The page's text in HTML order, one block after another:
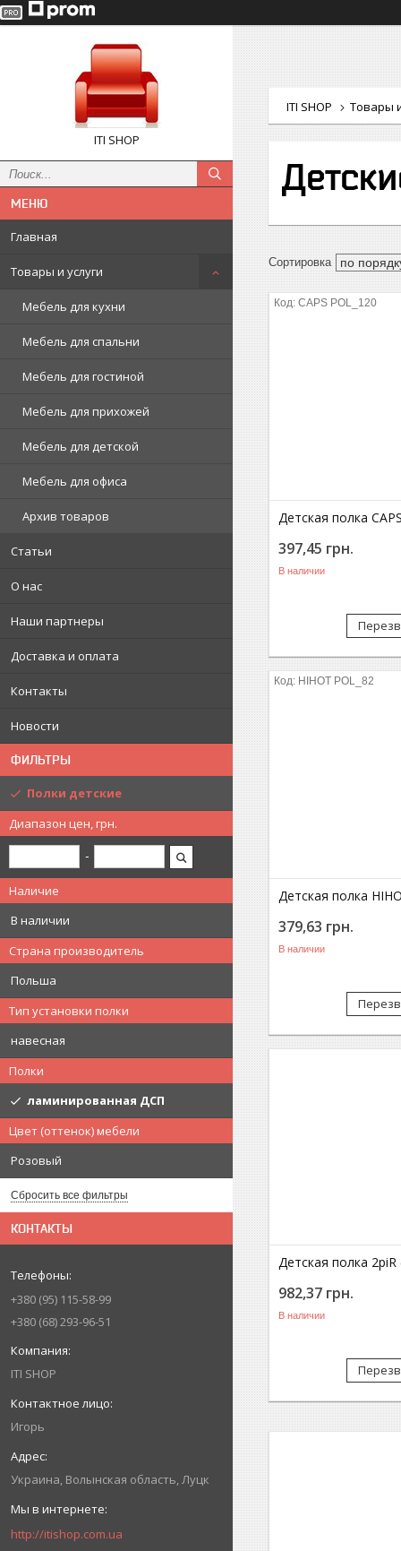
ITI SHOP
Главная
Товары и услуги
Мебель для кухни
Мебель для спальни
Мебель для гостиной
Мебель для прихожей
Мебель для детской
Мебель для офиса
Архив товаров
Статьи
О нас
Наши партнеры
Доставка и оплата
Контакты
Новости
ФИЛЬТРЫ
Полки детские
Диапазон цен, грн.
Наличие
В наличии
Страна производитель
Польша
Тип установки полки
навесная
Полки
ламинированная ДСП
Цвет (оттенок) мебели
Розовый
Сбросить все фильтры
КОНТАКТЫ
+380 95 115-58-99
+380 68 293-96-51
ITI SHOP
Игорь
Украина Волынская область Луцк
http://itishop.com.ua
ITI SHOP Товары
CAPS POL_120
Детская полка
397,45 грн.
В наличии
HIHOT POL_82
Детская полка
379,63 грн.
В наличии
Детская полка
982,37 грн.
В наличии